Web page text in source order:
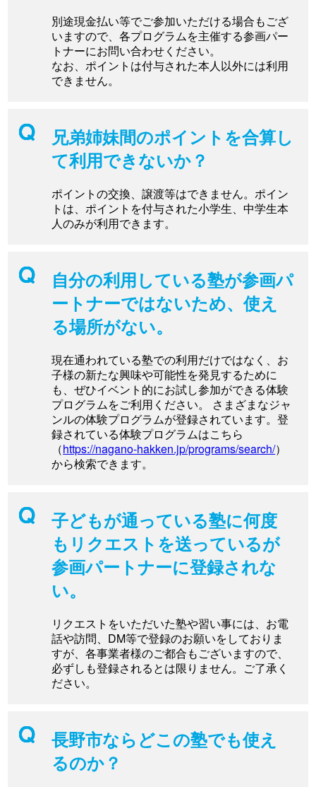
別途現金払い等でご参加いただける場合もござ
いますので、各プログラムを主催する参画パー
トナーにお問い合わせください。
なお、ポイントは付与された本人以外には利用
できません。
兄弟姉妹間のポイントを合算し
て利用できないか？
ポイントの交換、譲渡等はできません。ポイン
トは、ポイントを付与された小学生、中学生本
人のみが利用できます。
自分の利用している塾が参画パ
ートナーではないため、使え
る場所がない。
現在通われている塾での利用だけではなく、お
子様の新たな興味や可能性を発見するために
も、ぜひイベント的にお試し参加ができる体験
プログラムをご利用ください。 さまざまなジャ
ンルの体験プログラムが登録されています。登
録されている体験プログラムはこちら
（https://nagano-hakken.jp/programs/search/）
から検索できます。
子どもが通っている塾に何度
もリクエストを送っているが
参画パートナーに登録されな
い。
リクエストをいただいた塾や習い事には、お電
話や訪問、DM等で登録のお願いをしておりま
すが、各事業者様のご都合もございますので、
必ずしも登録されるとは限りません。ご了承く
ださい。
長野市ならどこの塾でも使え
るのか？